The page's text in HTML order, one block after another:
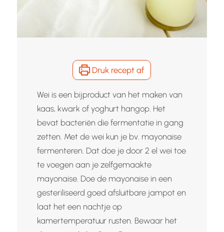
Druk recept af
Wei is een bijproduct van het maken van
kaas, kwark of yoghurt hangop. Het
bevat bacteriën die fermentatie in gang
zetten. Met de wei kun je bv. mayonaise
fermenteren. Dat doe je door 2 el wei toe
te voegen aan je zelfgemaakte
mayonaise. Doe de mayonaise in een
gesteriliseerd goed afsluitbare jampot en
laat het een nachtje op
kamertemperatuur rusten. Bewaar het